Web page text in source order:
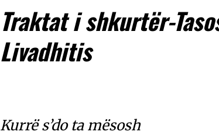
Traktat i shkurtër-
Livadhitis
Kurrë s’do ta mësosh